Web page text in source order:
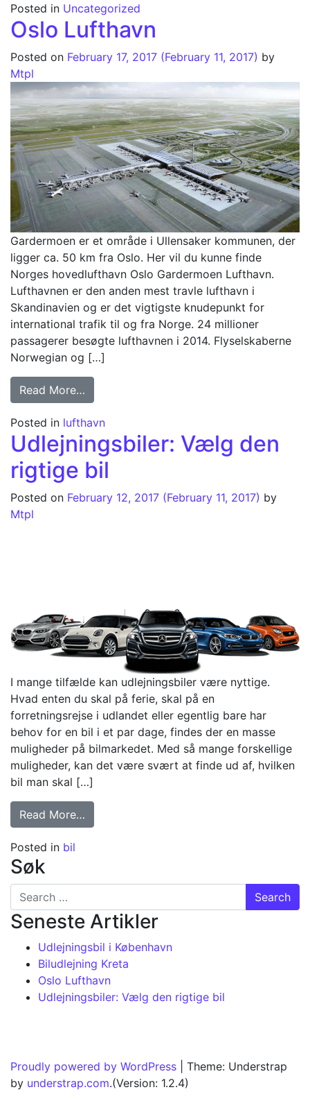
Posted in Uncategorized
Oslo Lufthavn
Posted on February 17, 2017 (February 11, 2017) by
Mtpl
Gardermoen er et område i Ullensaker kommunen, der
ligger ca. 50 km fra Oslo. Her vil du kunne finde
Norges hovedlufthavn Oslo Gardermoen Lufthavn.
Lufthavnen er den anden mest travle lufthavn i
Skandinavien og er det vigtigste knudepunkt for
international trafik til og fra Norge. 24 millioner
passagerer besøgte lufthavnen i 2014. Flyselskaberne
Norwegian og […]
Read More…
Posted in lufthavn
Udlejningsbiler: Vælg den
rigtige bil
Posted on February 12, 2017 (February 11, 2017) by
Mtpl
I mange tilfælde kan udlejningsbiler være nyttige.
Hvad enten du skal på ferie, skal på en
forretningsrejse i udlandet eller egentlig bare har
behov for en bil i et par dage, findes der en masse
muligheder på bilmarkedet. Med så mange forskellige
muligheder, kan det være svært at finde ud af, hvilken
bil man skal […]
Read More…
Posted in bil
Søk
Search for:
Seneste Artikler
Udlejningsbil i København
Biludlejning Kreta
Oslo Lufthavn
Udlejningsbiler: Vælg den rigtige bil
Proudly powered by WordPress
Theme: Understrap
by understrap.com.(Version: 1.2.4)